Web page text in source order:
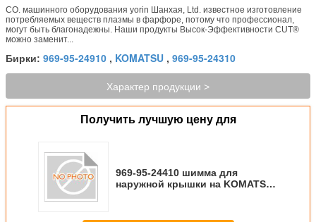
CO. машинного оборудования yorin Шанхая, Ltd. известное изготовление
потребляемых веществ плазмы в фарфоре, потому что профессионал,
могут быть благонадежны. Наши продукты Высок-Эффективности CUT®
можно заменит...
Бирки: 969-95-24910 , KOMATSU , 969-95-24310
Характер продукции >
Получить лучшую цену для
969-95-24410 шимма для
наружной крышки на KOMATSU